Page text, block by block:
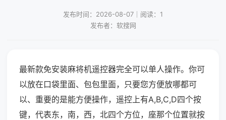
发布时间：2026-08-07｜阅读：1
发布者：软搜网
最新款免安装麻将机遥控器完全可以单人操作。你可
以放在口袋里面、包包里面，只要您方便放哪都可
以、重要的是能方便操作，遥控上有A,B,C,D四个按
键，代表东，南，西，北四个方位，座那个位置就按